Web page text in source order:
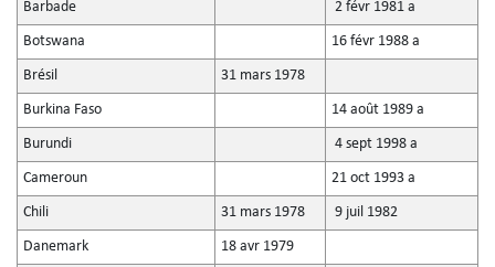
Barbade 2 févr 1981 a
Botswana 16 févr 1988 a
Brésil 31 mars 1978
Burkina Faso 14 août 1989 a
Burundi 4 sept 1998 a
Cameroun 21 oct 1993 a
Chili 31 mars 1978 9 juil 1982
Danemark 18 avr 1979